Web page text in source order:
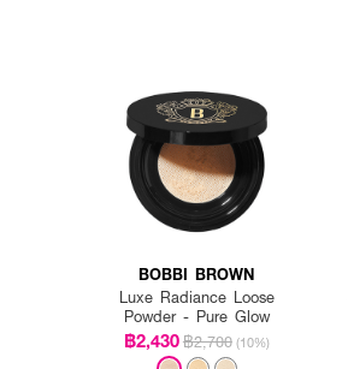
BOBBI BROWN
Luxe Radiance Loose
Powder - Pure Glow
฿2,430฿2,700 (10%)